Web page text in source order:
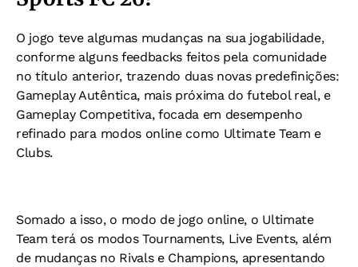
O jogo teve algumas mudanças na sua jogabilidade,
conforme alguns feedbacks feitos pela comunidade
no título anterior, trazendo duas novas predefinições:
Gameplay Autêntica, mais próxima do futebol real, e
Gameplay Competitiva, focada em desempenho
refinado para modos online como Ultimate Team e
Clubs.
Somado a isso, o modo de jogo online, o Ultimate
Team terá os modos Tournaments, Live Events, além
de mudanças no Rivals e Champions, apresentando